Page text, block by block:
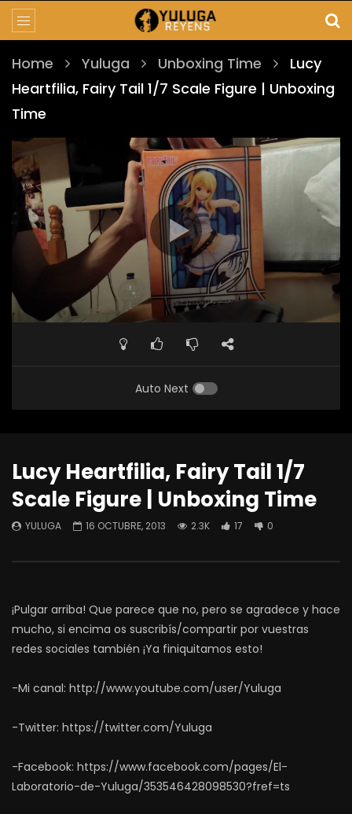
Home Yuluga Unboxing Time
Lucy
Heartfilia, Fairy Tail 1/7 Scale Figure | Unboxing
Time
Auto Next
Lucy Heartfilia, Fairy Tail 1/7
Scale Figure | Unboxing Time
YULUGA 16 OCTUBRE, 2013 2.3K 17 0
¡Pulgar arriba! Que parece que no, pero se agradece y hace
mucho, si encima os suscribís/compartir por vuestras
redes sociales también ¡Ya finiquitamos esto!
-Mi canal: http://www.youtube.com/user/Yuluga
-Twitter: https://twitter.com/Yuluga
-Facebook: https://www.facebook.com/pages/El-
Laboratorio-de-Yuluga/353546428098530?fref=ts